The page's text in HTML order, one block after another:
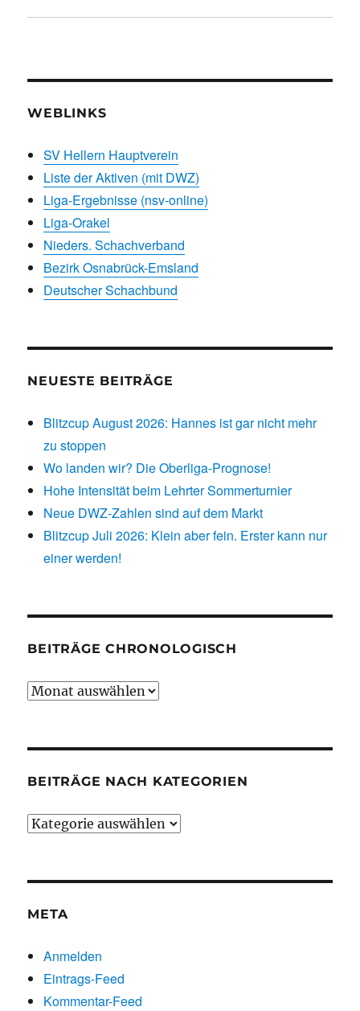
WEBLINKS
SV Hellern Hauptverein
Liste der Aktiven (mit DWZ)
Liga-Ergebnisse (nsv-online)
Liga-Orakel
Nieders. Schachverband
Bezirk Osnabrück-Emsland
Deutscher Schachbund
NEUESTE BEITRÄGE
Blitzcup August 2026: Hannes ist gar nicht mehr
zu stoppen
Wo landen wir? Die Oberliga-Prognose!
Hohe Intensität beim Lehrter Sommerturnier
Neue DWZ-Zahlen sind auf dem Markt
Blitzcup Juli 2026: Klein aber fein. Erster kann nur
einer werden!
BEITRÄGE CHRONOLOGISCH
Beiträge
BEITRÄGE NACH KATEGORIEN
Beiträge
META
Anmelden
Eintrags-Feed
Kommentar-Feed